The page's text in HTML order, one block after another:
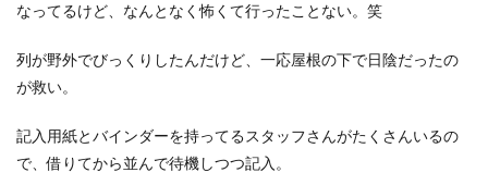
なってるけど、なんとなく怖くて行ったことない。笑
列が野外でびっくりしたんだけど、一応屋根の下で日陰だったの
が救い。
記入用紙とバインダーを持ってるスタッフさんがたくさんいるの
で、借りてから並んで待機しつつ記入。